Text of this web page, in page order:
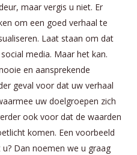
maar vergis u niet. Er
om een goed verhaal te
Laat staan om dat
media. Maar het kan.
en aansprekende
geval voor dat uw verhaal
uw doelgroepen zich
ook voor dat de waarden
komen. Een voorbeeld
u? Dan noemen we u graag